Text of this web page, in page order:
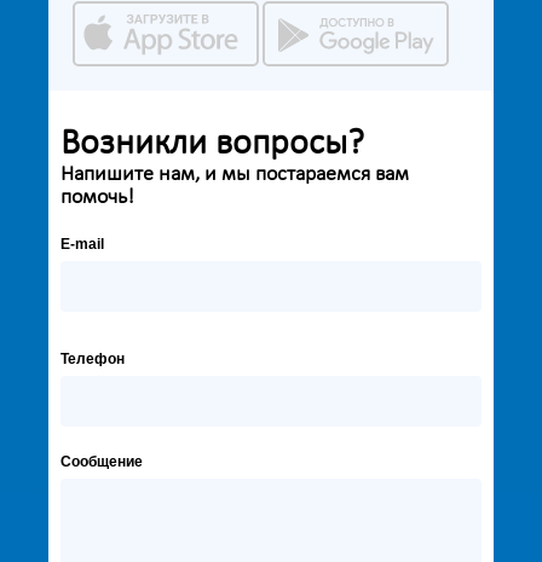
Возникли вопросы?
Напишите нам, и мы постараемся вам
помочь!
E-mail
Телефон
Сообщение